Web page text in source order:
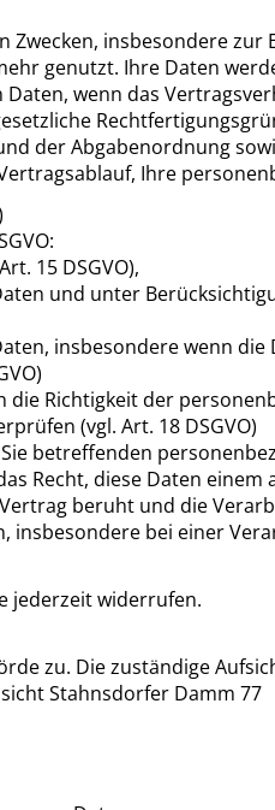
insbesondere
genutzt. Ihre Daten
wenn das
der Abgabenordnung
Ihre
15 DSGVO),
und unter
insbesondere wenn
Richtigkeit der
(vgl. Art. 18 DSGVO)
betreffenden
Recht, diese Daten
beruht und die
bei einer
jederzeit widerrufen.
zu. Die zuständige
Stahnsdorfer Damm 77